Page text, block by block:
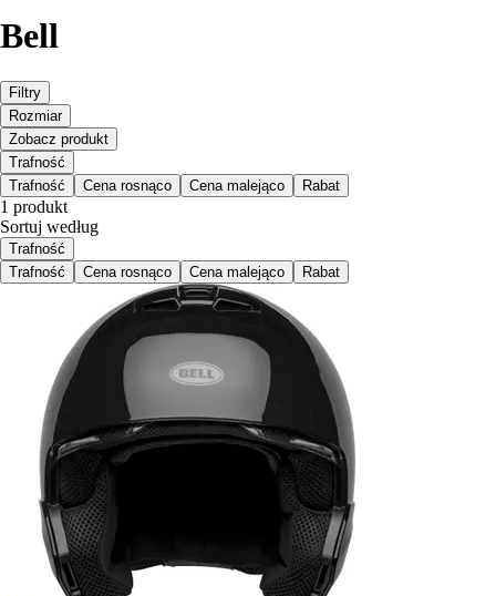
Bell
Filtry
Rozmiar
Zobacz produkt
Trafność
Trafność
Cena rosnąco Cena malejąco Rabat
1 produkt
Sortuj według
Trafność
Trafność
Cena rosnąco Cena malejąco Rabat